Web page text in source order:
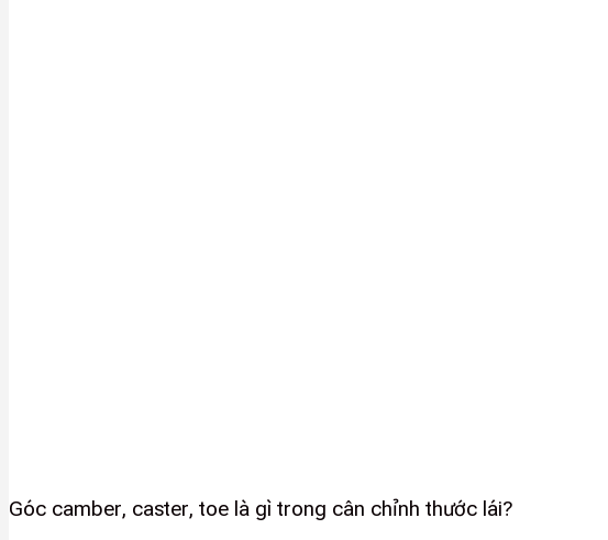
Góc camber, caster, toe là gì trong cân chỉnh thước lái?